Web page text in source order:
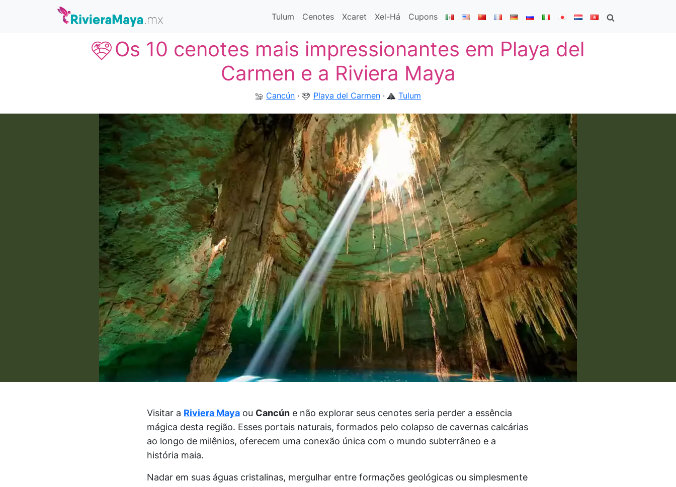
Tulum Cenotes Xcaret Xel-Há Cupons
Os 10 cenotes mais impressionantes em Playa del
Carmen e a Riviera Maya
Cancún · Playa del Carmen· Tulum
Visitar a Riviera Maya ou Cancún e não explorar seus cenotes seria perder a essência
mágica desta região. Esses portais naturais, formados pelo colapso de cavernas calcárias
ao longo de milênios, oferecem uma conexão única com o mundo subterrâneo e a
história maia.
Nadar em suas águas cristalinas, mergulhar entre formações geológicas ou simplesmente